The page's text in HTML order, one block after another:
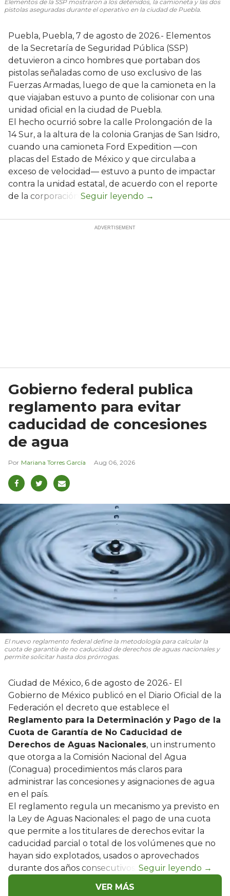
Elementos de la SSP mostraron a los detenidos, la camioneta y las dos
pistolas aseguradas durante el operativo en la ciudad de Puebla.
Puebla, Puebla, 7 de agosto de 2026.- Elementos
de la Secretaría de Seguridad Pública (SSP)
detuvieron a cinco hombres que portaban dos
pistolas señaladas como de uso exclusivo de las
Fuerzas Armadas, luego de que la camioneta en la
que viajaban estuvo a punto de colisionar con una
unidad oficial en la ciudad de Puebla.
El hecho ocurrió sobre la calle Prolongación de la
14 Sur, a la altura de la colonia Granjas de San Isidro,
cuando una camioneta Ford Expedition —con
placas del Estado de México y que circulaba a
exceso de velocidad— estuvo a punto de impactar
contra la unidad estatal, de acuerdo con el reporte
de la corporación.
Gobierno federal publica
reglamento para evitar
caducidad de concesiones
de agua
Mariana Torres García Aug 06, 2026
El nuevo reglamento federal define la metodología para calcular la
cuota de garantía de no caducidad de derechos de aguas nacionales y
permite solicitar hasta dos prórrogas.
Ciudad de México, 6 de agosto de 2026.- El
Gobierno de México publicó en el Diario Oficial de la
Federación el decreto que establece el
Reglamento para la Determinación y Pago de la
Cuota de Garantía de No Caducidad de
Derechos de Aguas Nacionales, un instrumento
que otorga a la Comisión Nacional del Agua
(Conagua) procedimientos más claros para
administrar las concesiones y asignaciones de agua
en el país.
El reglamento regula un mecanismo ya previsto en
la Ley de Aguas Nacionales: el pago de una cuota
que permite a los titulares de derechos evitar la
caducidad parcial o total de los volúmenes que no
hayan sido explotados, usados o aprovechados
durante dos años consecutivos.
VER MÁS